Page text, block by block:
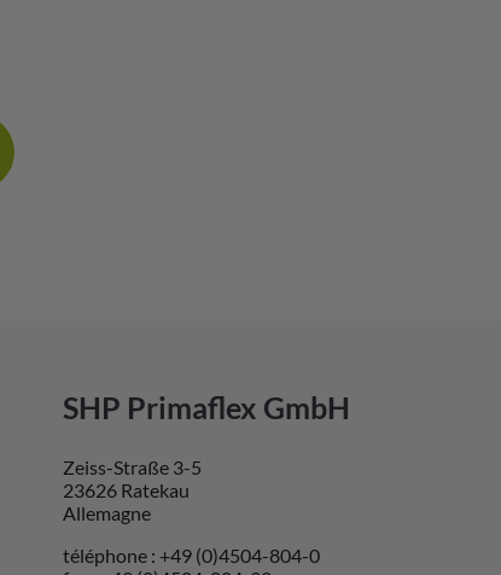
SHP Primaflex GmbH
Zeiss-Straße 3-5
23626 Ratekau
Allemagne
téléphone : +49 (0)4504-804-0